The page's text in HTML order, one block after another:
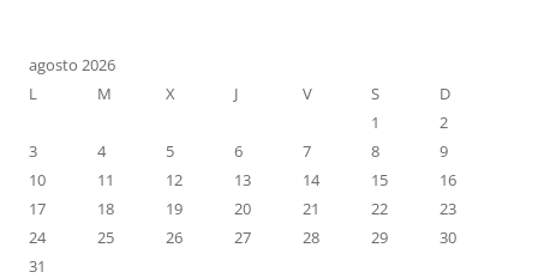
agosto 2026
L
M X J V S
D
1
2
3
4 5 6 7 8
9
10
11 12 13 14 15
16
17
18 19 20 21 22
23
24
25 26 27 28 29
30
31